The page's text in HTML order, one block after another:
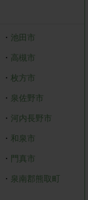
・ 池田市
・ 高槻市
・枚方市
・ 泉佐野市
・ 河内長野市
・ 和泉市
・ 門真市
・ 泉南郡熊取町